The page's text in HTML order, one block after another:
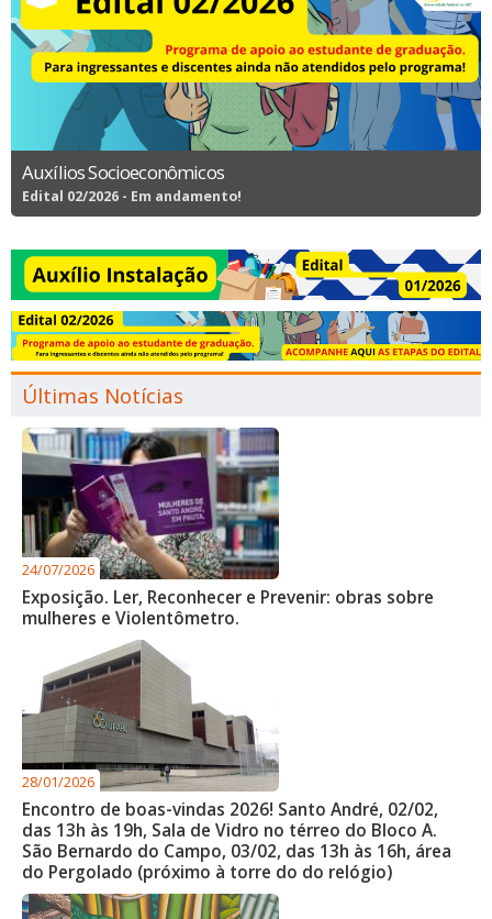
Auxílios Socioeconômicos
Edital 02/2026 - Em andamento!
Últimas Notícias
24/07/2026
Exposição. Ler, Reconhecer e Prevenir: obras sobre
mulheres e Violentômetro.
28/01/2026
Encontro de boas-vindas 2026! Santo André, 02/02,
das 13h às 19h, Sala de Vidro no térreo do Bloco A.
São Bernardo do Campo, 03/02, das 13h às 16h, área
do Pergolado (próximo à torre do do relógio)